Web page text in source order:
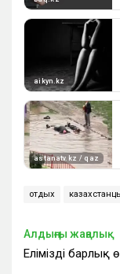
отдых
Алдыңғы жаңалық
Еліміздің